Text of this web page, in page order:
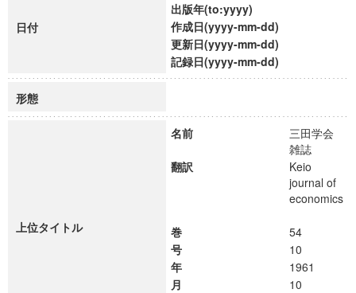
日付
出版年(to:yyyy)
作成日(yyyy-mm-dd)
更新日(yyyy-mm-dd)
記録日(yyyy-mm-dd)
形態
上位タイトル
名前
三田学会
雑誌
翻訳
Keio
journal of
economics
巻
54
号
10
年
1961
月
10